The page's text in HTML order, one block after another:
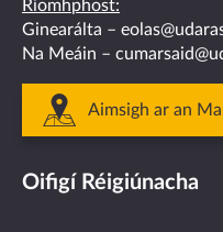
Ríomhphost:
Ginearálta –
Na Meáin –
Aimsigh ar an
Oifigí Réigiúnacha